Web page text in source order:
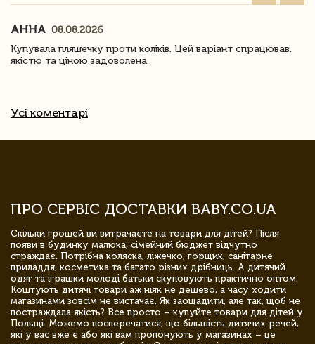
АННА 08.08.2026
Купувала пляшечку проти коліків. Цей варіант спрацював.
якістю та ціною задоволена.
Усі коментарі
ПРО СЕРВІС ДОСТАВКИ BABY.CO.UA
Скільки грошей ви витрачаєте на товари для дітей? Після
появи в будинку малюка, сімейний бюджет відчутно
страждає. Потрібна коляска, ліжечко, горщик, санітарне
приладдя, косметика та багато різних дрібниць. А дитячий
одяг та іграшки молоді батьки скуповують практично оптом.
Коштують дитячі товари аж ніяк не дешево, а часу ходити
магазинами зовсім не вистачає. Як заощадити, але так, щоб не
постраждала якість? Все просто – купуйте товари для дітей у
Польщі. Можемо посперечатися, що більшість дитячих речей,
які у вас вже є або які вам пропонують у магазинах – це